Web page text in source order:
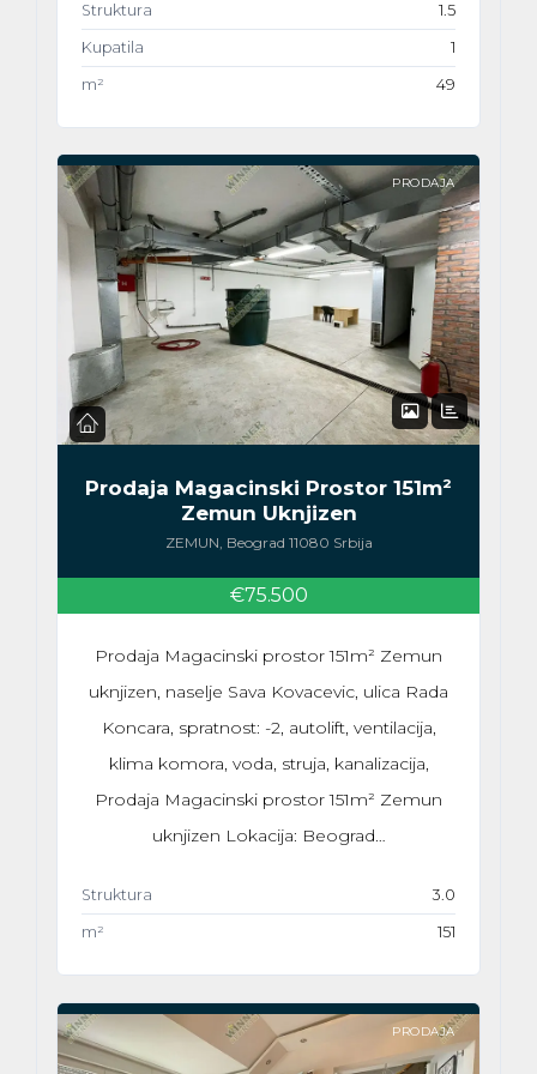
Struktura 1.5
Kupatila 1
m² 49
PRODAJA
Prodaja Magacinski Prostor 151m²
Zemun Uknjizen
ZEMUN, Beograd 11080 Srbija
€75.500
Prodaja Magacinski prostor 151m² Zemun
uknjizen, naselje Sava Kovacevic, ulica Rada
Koncara, spratnost: -2, autolift, ventilacija,
klima komora, voda, struja, kanalizacija,
Prodaja Magacinski prostor 151m² Zemun
uknjizen Lokacija: Beograd…
Struktura 3.0
m² 151
PRODAJA